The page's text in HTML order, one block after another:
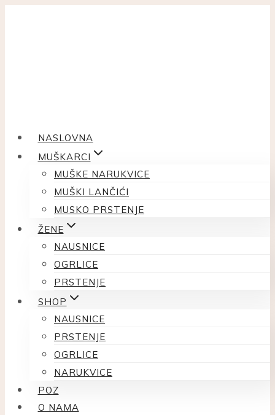
NASLOVNA
MUŠKARCI
MUŠKE NARUKVICE
MUŠKI LANČIĆI
MUSKO PRSTENJE
ŽENE
NAUSNICE
OGRLICE
PRSTENJE
SHOP
NAUSNICE
PRSTENJE
OGRLICE
NARUKVICE
POZ
O NAMA